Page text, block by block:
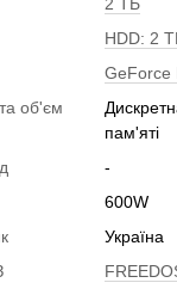
HDD: 2
GeForce
об'єм
пам'яті
-
600W
Україна